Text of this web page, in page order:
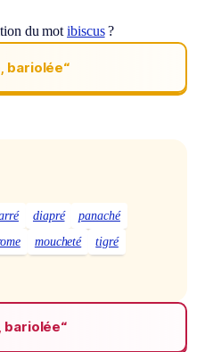
du motibiscus?
bariolée“
diapré
panaché
moucheté
tigré
bariolée“